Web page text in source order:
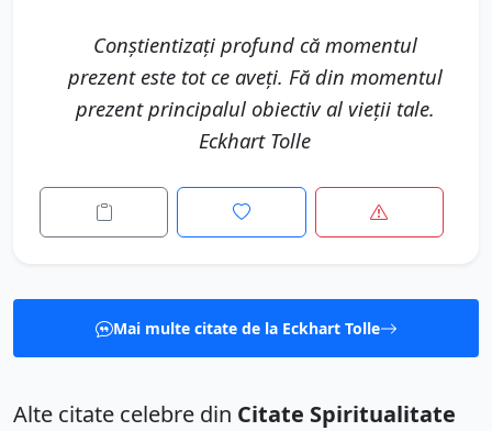
Conștientizați profund că momentul
prezent este tot ce aveți. Fă din momentul
prezent principalul obiectiv al vieții tale.
Eckhart Tolle
Mai multe citate de la Eckhart Tolle
Alte citate celebre din Citate Spiritualitate